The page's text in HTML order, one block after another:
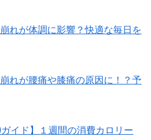
れが体調に影響？快適な毎日を
れが腰痛や膝痛の原因に！？予
ガイド】１週間の消費カロリー